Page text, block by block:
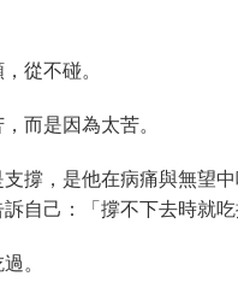
從不碰。
而是因為太苦。
撐，是他在病痛與無望
自己：「撐不下去時就吃
。